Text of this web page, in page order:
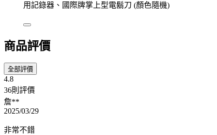
用記錄器、國際牌掌上型電鬍刀 (顏色隨機)
商品評價
全部評價
4.8
36則評價
詹**
2025/03/29
非常不錯